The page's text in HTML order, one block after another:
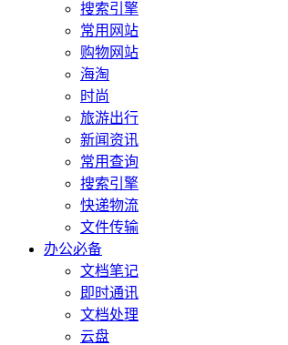
搜索引擎
常用网站
购物网站
海淘
时尚
旅游出行
新闻资讯
常用查询
搜索引擎
快递物流
文件传输
办公必备
文档笔记
即时通讯
文档处理
云盘